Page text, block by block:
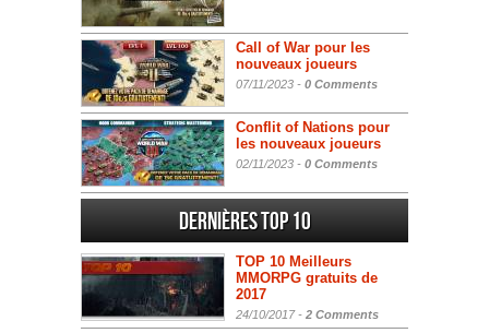
Call of War pour les
nouveaux joueurs
07/11/2023 - 0 Comments
Conflit of Nations pour
les nouveaux joueurs
02/11/2023 - 0 Comments
Dernières Top 10
TOP 10 Meilleurs
MMORPG gratuits de
2017
24/10/2017 - 2 Comments